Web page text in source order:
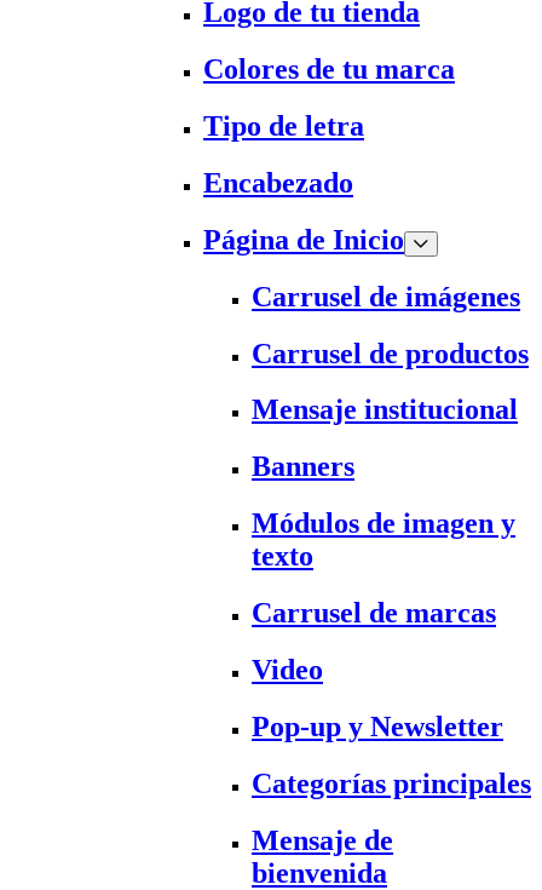
Logo de tu tienda
Colores de tu marca
Tipo de letra
Encabezado
Página de Inicio
Carrusel de imágenes
Carrusel de productos
Mensaje institucional
Banners
Módulos de imagen y
texto
Carrusel de marcas
Video
Pop-up y Newsletter
Categorías principales
Mensaje de
bienvenida